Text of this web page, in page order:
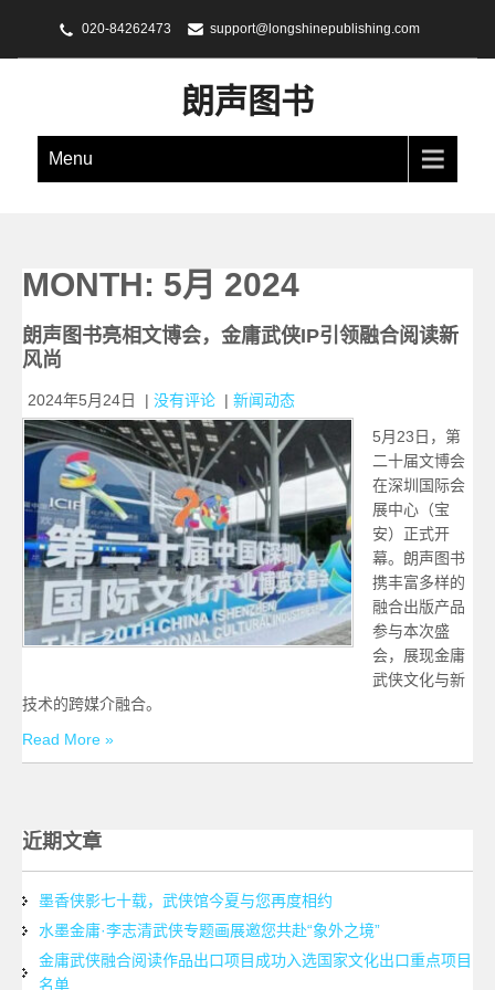
020-84262473 support@longshinepublishing.com
朗声图书
Menu
MONTH: 5月 2024
朗声图书亮相文博会，金庸武侠IP引领融合阅读新
风尚
2024年5月24日 | 没有评论 | 新闻动态
5月23日，第
二十届文博会
在深圳国际会
展中心（宝
安）正式开
幕。朗声图书
携丰富多样的
融合出版产品
参与本次盛
会，展现金庸
武侠文化与新
技术的跨媒介融合。
Read More »
近期文章
墨香侠影七十载，武侠馆今夏与您再度相约
水墨金庸·李志清武侠专题画展邀您共赴“象外之境”
金庸武侠融合阅读作品出口项目成功入选国家文化出口重点项目
名单